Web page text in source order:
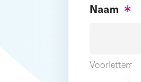
Naam
Voorletters